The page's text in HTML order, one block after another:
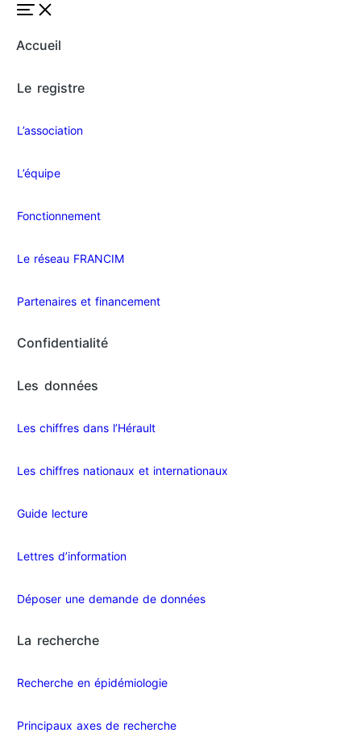
Accueil
Le registre
L’association
L’équipe
Fonctionnement
Le réseau FRANCIM
Partenaires et financement
Confidentialité
Les données
Les chiffres dans l’Hérault​
Les chiffres nationaux et internationaux
Guide lecture
Lettres d’information
Déposer une demande de données
La recherche
Recherche en épidémiologie
Principaux axes de recherche